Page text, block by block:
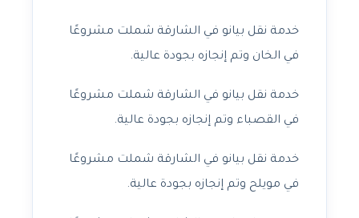
خدمة نقل بيانو في الشارقة شملت مشروعًا
في الخان وتم إنجازه بجودة عالية.
خدمة نقل بيانو في الشارقة شملت مشروعًا
في القصباء وتم إنجازه بجودة عالية.
خدمة نقل بيانو في الشارقة شملت مشروعًا
في مويلح وتم إنجازه بجودة عالية.